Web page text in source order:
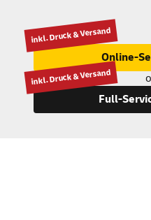
inkl. Druck & Versand
Online-
inkl. Druck & Versand
Full-